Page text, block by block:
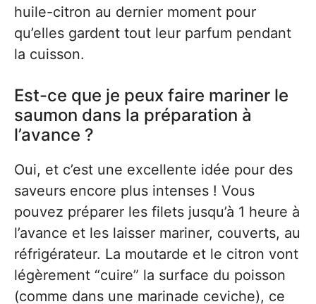
huile-citron au dernier moment pour
qu’elles gardent tout leur parfum pendant
la cuisson.
Est-ce que je peux faire mariner le
saumon dans la préparation à
l’avance ?
Oui, et c’est une excellente idée pour des
saveurs encore plus intenses ! Vous
pouvez préparer les filets jusqu’à 1 heure à
l’avance et les laisser mariner, couverts, au
réfrigérateur. La moutarde et le citron vont
légèrement “cuire” la surface du poisson
(comme dans une marinade ceviche), ce